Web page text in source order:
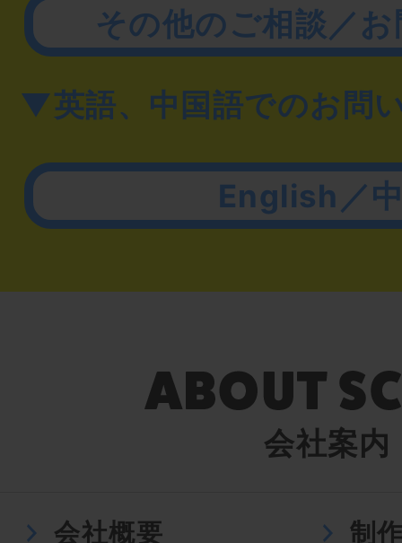
その他のご相談／
▼英語、中国語でのお問
English／
会社案内
会社概要 制